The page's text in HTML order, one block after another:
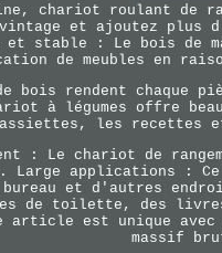
chariot roulant de
et ajoutez plus
et stable : Le bois de
de meubles en
bois rendent chaque
à légumes offre
assiettes, les recettes
: Le chariot de
Large applications :
et d'autres
de toilette, des livres
article est unique
massif